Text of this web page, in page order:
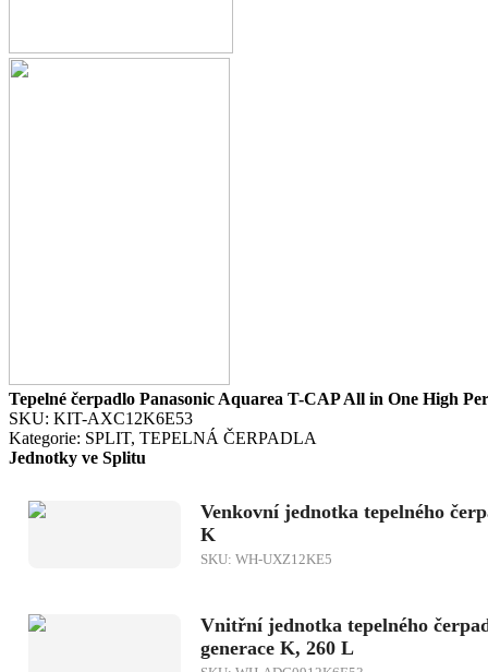
Tepelné čerpadlo Panasonic Aquarea T-CAP All in One High
SKU: KIT-AXC12K6E53
Kategorie: SPLIT, TEPELNÁ ČERPADLA
Jednotky ve Splitu
Venkovní jednotka tepelného
K
SKU: WH-UXZ12KE5
Vnitřní jednotka tepelného
generace K, 260 L